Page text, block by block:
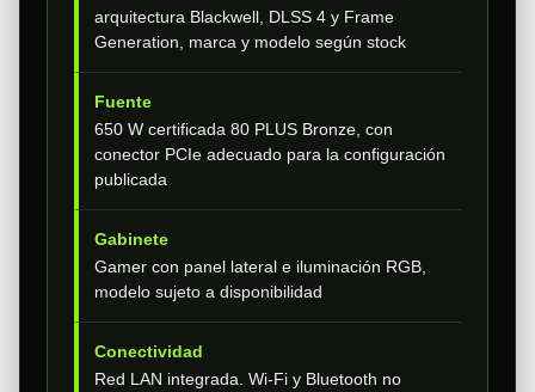
arquitectura Blackwell, DLSS 4 y Frame
Generation, marca y modelo según stock
Fuente
650 W certificada 80 PLUS Bronze, con
conector PCIe adecuado para la configuración
publicada
Gabinete
Gamer con panel lateral e iluminación RGB,
modelo sujeto a disponibilidad
Conectividad
Red LAN integrada. Wi-Fi y Bluetooth no